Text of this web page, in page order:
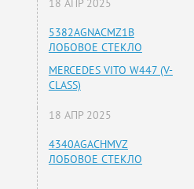
18 АПР 2025
5382AGNACMZ1B
ЛОБОВОЕ СТЕКЛО
MERCEDES VITO W447 (V-
CLASS)
18 АПР 2025
4340AGACHMVZ
ЛОБОВОЕ СТЕКЛО